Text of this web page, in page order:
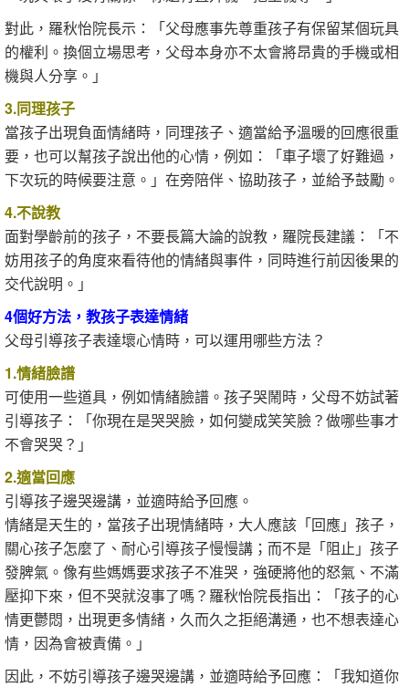
對此，羅秋怡院長示：「父母應事先尊重孩子有保留某個玩具
的權利。換個立場思考，父母本身亦不太會將昂貴的手機或相
機與人分享。」
3.同理孩子
當孩子出現負面情緒時，同理孩子、適當給予溫暖的回應很重
要，也可以幫孩子說出他的心情，例如：「車子壞了好難過，
下次玩的時候要注意。」在旁陪伴、協助孩子，並給予鼓勵。
4.不說教
面對學齡前的孩子，不要長篇大論的說教，羅院長建議：「不
妨用孩子的角度來看待他的情緒與事件，同時進行前因後果的
交代說明。」
4個好方法，教孩子表達情緒
父母引導孩子表達壞心情時，可以運用哪些方法？
1.情緒臉譜
可使用一些道具，例如情緒臉譜。孩子哭鬧時，父母不妨試著
引導孩子：「你現在是哭哭臉，如何變成笑笑臉？做哪些事才
不會哭哭？」
2.適當回應
引導孩子邊哭邊講，並適時給予回應。
情緒是天生的，當孩子出現情緒時，大人應該「回應」孩子，
關心孩子怎麼了、耐心引導孩子慢慢講；而不是「阻止」孩子
發脾氣。像有些媽媽要求孩子不准哭，強硬將他的怒氣、不滿
壓抑下來，但不哭就沒事了嗎？羅秋怡院長指出：「孩子的心
情更鬱悶，出現更多情緒，久而久之拒絕溝通，也不想表達心
情，因為會被責備。」
因此，不妨引導孩子邊哭邊講，並適時給予回應：「我知道你